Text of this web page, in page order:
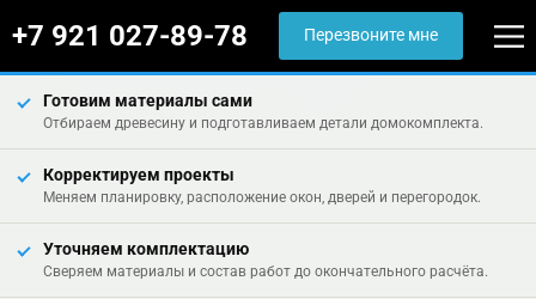
+7 921 027-89-78 Перезвоните мне
Готовим материалы сами
Отбираем древесину и подготавливаем детали домокомплекта.
Корректируем проекты
Меняем планировку, расположение окон, дверей и перегородок.
Уточняем комплектацию
Сверяем материалы и состав работ до окончательного расчёта.